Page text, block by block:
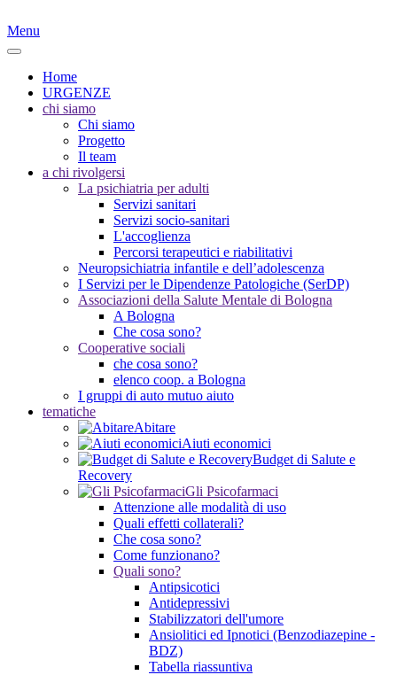
Menu
Home
URGENZE
chi siamo
Chi siamo
Progetto
Il team
a chi rivolgersi
La psichiatria per adulti
Servizi sanitari
Servizi socio-sanitari
L'accoglienza
Percorsi terapeutici e riabilitativi
Neuropsichiatria infantile e dell’adolescenza
I Servizi per le Dipendenze Patologiche (SerDP)
Associazioni della Salute Mentale di Bologna
A Bologna
Che cosa sono?
Cooperative sociali
che cosa sono?
elenco coop. a Bologna
I gruppi di auto mutuo aiuto
tematiche
Abitare
Aiuti economici
Budget di Salute e
Recovery
Gli Psicofarmaci
Attenzione alle modalità di uso
Quali effetti collaterali?
Che cosa sono?
Come funzionano?
Quali sono?
Antipsicotici
Antidepressivi
Stabilizzatori dell'umore
Ansiolitici ed Ipnotici (Benzodiazepine -
BDZ)
Tabella riassuntiva